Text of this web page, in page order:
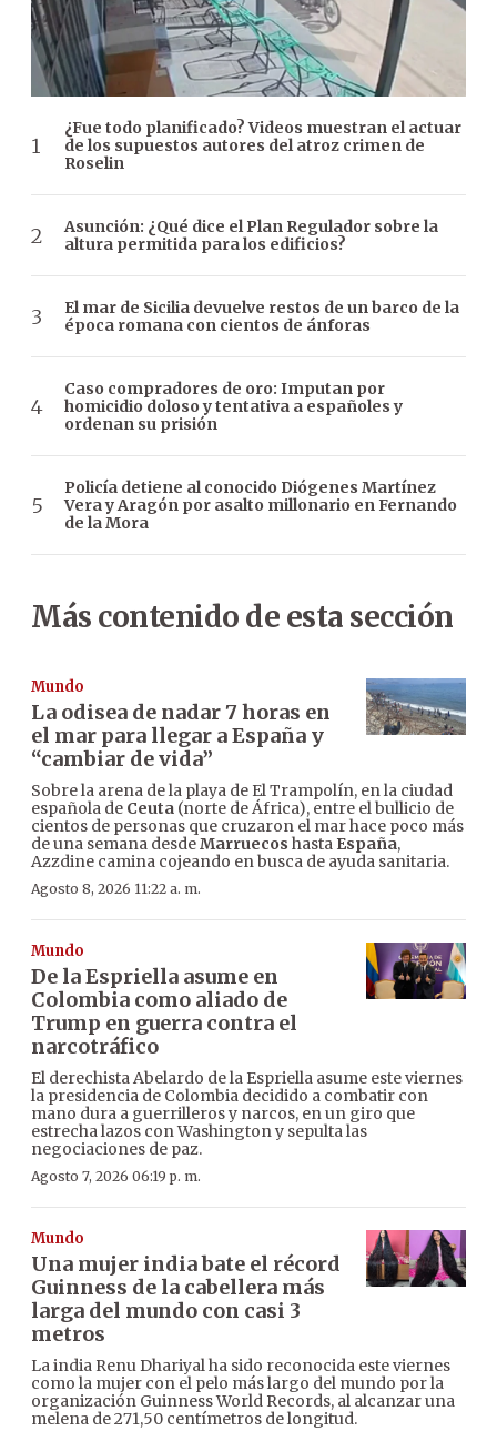
¿Fue todo planificado? Videos muestran el actuar
de los supuestos autores del atroz crimen de
Roselin
Asunción: ¿Qué dice el Plan Regulador sobre la
altura permitida para los edificios?
El mar de Sicilia devuelve restos de un barco de la
época romana con cientos de ánforas
Caso compradores de oro: Imputan por
homicidio doloso y tentativa a españoles y
ordenan su prisión
Policía detiene al conocido Diógenes Martínez
Vera y Aragón por asalto millonario en Fernando
de la Mora
Más contenido de esta sección
Mundo
La odisea de nadar 7 horas en
el mar para llegar a España y
“cambiar de vida”
Sobre la arena de la playa de El Trampolín, en la ciudad
española de Ceuta (norte de África), entre el bullicio de
cientos de personas que cruzaron el mar hace poco más
de una semana desdeMarruecos hasta España,
Azzdine camina cojeando en busca de ayuda sanitaria.
Agosto 8, 2026 11:22 a. m.
Mundo
De la Espriella asume en
Colombia como aliado de
Trump en guerra contra el
narcotráfico
El derechista Abelardo de la Espriella asume este viernes
la presidencia de Colombia decidido a combatir con
mano dura a guerrilleros y narcos, en un giro que
estrecha lazos con Washington y sepulta las
negociaciones de paz.
Agosto 7, 2026 06:19 p. m.
Mundo
Una mujer india bate el récord
Guinness de la cabellera más
larga del mundo con casi 3
metros
La india Renu Dhariyal ha sido reconocida este viernes
como la mujer con el pelo más largo del mundo por la
organización Guinness World Records, al alcanzar una
melena de 271,50 centímetros de longitud.